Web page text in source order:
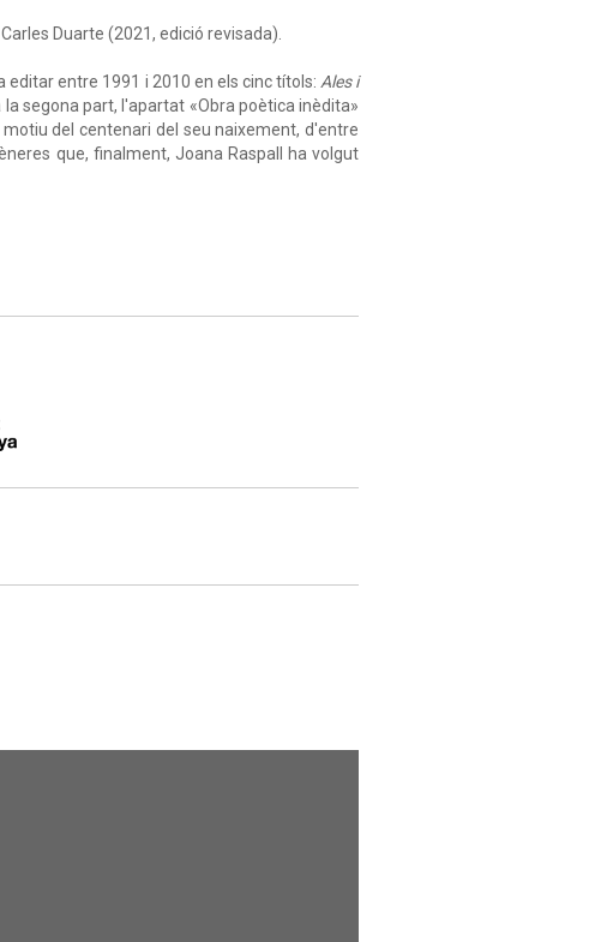
Duarte (2021, edició revisada).
editar entre 1991 i 2010 en els cinc títols: Ales i
la segona part, l'apartat «Obra poètica inèdita»
del centenari del seu naixement, d'entre
que, finalment, Joana Raspall ha volgut